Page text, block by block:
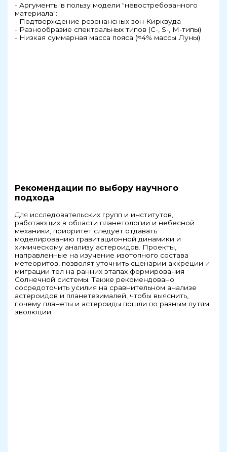
- Аргументы в пользу модели "невостребованного
материала":
- Подтверждение резонансных зон Кирквуда
- Разнообразие спектральных типов (C-, S-, M-типы)
- Низкая суммарная масса пояса (≈4% массы Луны)
Рекомендации по выбору научного
подхода
Для исследовательских групп и институтов,
работающих в области планетологии и небесной
механики, приоритет следует отдавать
моделированию гравитационной динамики и
химическому анализу астероидов. Проекты,
направленные на изучение изотопного состава
метеоритов, позволят уточнить сценарии аккреции и
миграции тел на ранних этапах формирования
Солнечной системы. Также рекомендовано
сосредоточить усилия на сравнительном анализе
астероидов и планетезималей, чтобы выяснить,
почему планеты и астероиды пошли по разным путям
эволюции.